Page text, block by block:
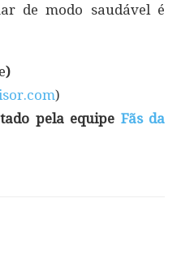
de modo saudável é
)
)
pela equipe Fãs da